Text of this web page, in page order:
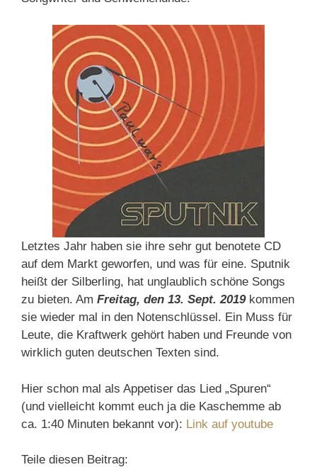
Letztes Jahr haben sie ihre sehr gut benotete CD
auf dem Markt geworfen, und was für eine. Sputnik
heißt der Silberling, hat unglaublich schöne Songs
zu bieten. Am Freitag, den 13. Sept. 2019kommen
sie wieder mal in den Notenschlüssel. Ein Muss für
Leute, die Kraftwerk gehört haben und Freunde von
wirklich guten deutschen Texten sind.
Hier schon mal als Appetiser das Lied „Spuren“
(und vielleicht kommt euch ja die Kaschemme ab
ca. 1:40 Minuten bekannt vor): Link auf youtube
Teile diesen Beitrag: